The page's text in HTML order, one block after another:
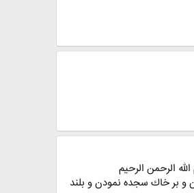
الرحمن الرحیم
و انگشتر در دست راست كردن و بر خاك سجده نمودن و بلند